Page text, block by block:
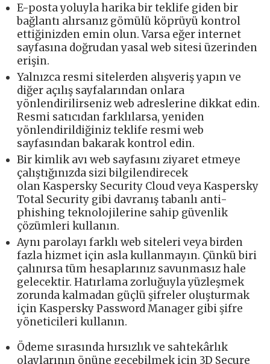
E-posta yoluyla harika bir teklife giden bir
bağlantı alırsanız gömülü köprüyü kontrol
ettiğinizden emin olun. Varsa eğer internet
sayfasına doğrudan yasal web sitesi üzerinden
erişin.
Yalnızca resmi sitelerden alışveriş yapın ve
diğer açılış sayfalarından onlara
yönlendirilirseniz web adreslerine dikkat edin.
Resmi satıcıdan farklılarsa, yeniden
yönlendirildiğiniz teklife resmi web
sayfasından bakarak kontrol edin.
Bir kimlik avı web sayfasını ziyaret etmeye
çalıştığınızda sizi bilgilendirecek
olan Kaspersky Security Cloud veya Kaspersky
Total Security gibi davranış tabanlı anti-
phishing teknolojilerine sahip güvenlik
çözümleri kullanın.
Aynı parolayı farklı web siteleri veya birden
fazla hizmet için asla kullanmayın. Çünkü biri
çalınırsa tüm hesaplarınız savunmasız hale
gelecektir. Hatırlama zorluğuyla yüzleşmek
zorunda kalmadan güçlü şifreler oluşturmak
için Kaspersky Password Manager gibi şifre
yöneticileri kullanın.
Ödeme sırasında hırsızlık ve sahtekârlık
olaylarının önüne geçebilmek için 3D Secure